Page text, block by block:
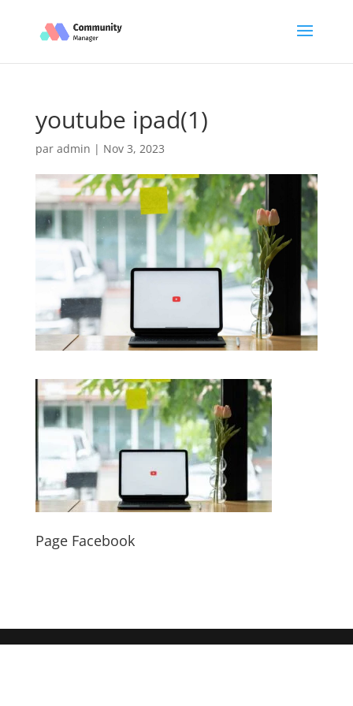
youtube ipad(1)
par admin | Nov 3, 2023
Page Facebook